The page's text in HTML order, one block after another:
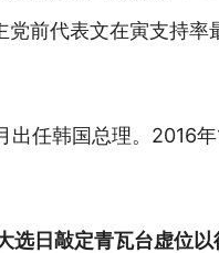
前代表文在寅支持
任韩国总理。2016
选日敲定青瓦台虚位以